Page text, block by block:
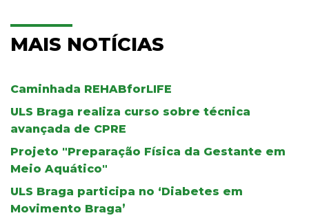
MAIS NOTÍCIAS
Caminhada REHABforLIFE
ULS Braga realiza curso sobre técnica
avançada de CPRE
Projeto "Preparação Física da Gestante em
Meio Aquático"
ULS Braga participa no ‘Diabetes em
Movimento Braga’